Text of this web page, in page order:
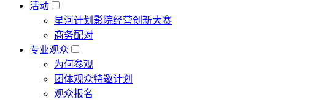
活动
星河计划影院经营创新大赛
商务配对
专业观众
为何参观
团体观众特邀计划
观众报名